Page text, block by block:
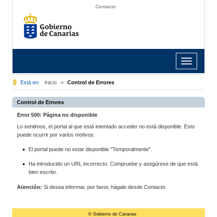
Contacto
Toggle
navigation
Está en: Inicio > Control de Errores
Control de Errores
Error 500: Página no disponible
Lo sentimos, el portal al que está intentado acceder no está disponible. Esto
puede ocurrir por varios motivos:
El portal puede no estar disponible "Temporalmente".
Ha introducido un URL incorrecto. Compruebe y asegúrese de que está
bien escrito.
Atención: Si desea informar, por favor, hágalo desde Contacto.
© Gobierno de Canarias